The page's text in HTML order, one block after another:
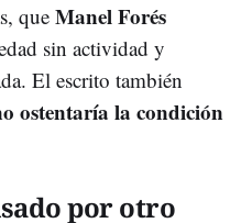
que Manel Forés
sin actividad y
El escrito también
ostentaría la condición
por otro